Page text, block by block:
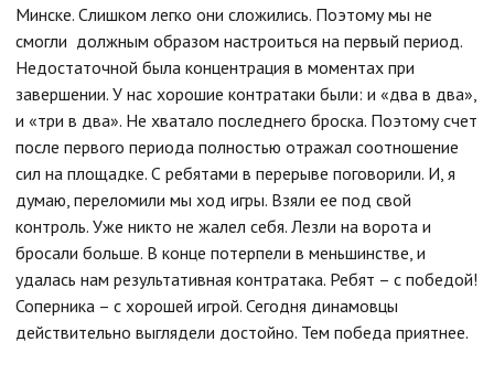
Минске. Слишком легко они сложились. Поэтому мы не
смогли должным образом настроиться на первый период.
Недостаточной была концентрация в моментах при
завершении. У нас хорошие контратаки были: и «два в два»,
и «три в два». Не хватало последнего броска. Поэтому счет
после первого периода полностью отражал соотношение
сил на площадке. С ребятами в перерыве поговорили. И, я
думаю, переломили мы ход игры. Взяли ее под свой
контроль. Уже никто не жалел себя. Лезли на ворота и
бросали больше. В конце потерпели в меньшинстве, и
удалась нам результативная контратака. Ребят – с победой!
Соперника – с хорошей игрой. Сегодня динамовцы
действительно выглядели достойно. Тем победа приятнее.